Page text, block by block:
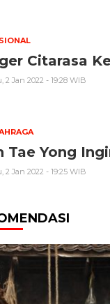
Citarasa
2 Jan 2022 - 19:28 WIB
Tae Yong
2 Jan 2022 - 19:25 WIB